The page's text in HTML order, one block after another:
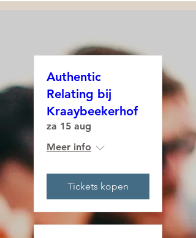
Authentic
Relating bij
Kraaybeekerhof
za 15 aug
Meer info
Tickets kopen